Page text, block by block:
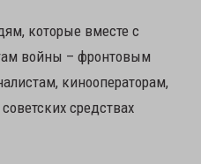
которые вместе с
войны – фронтовым
кинооператорам,
средствах